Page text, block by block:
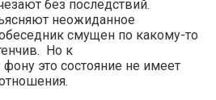
без последствий.
неожиданное
смущен по какому-то
Но к
это состояние не имеет